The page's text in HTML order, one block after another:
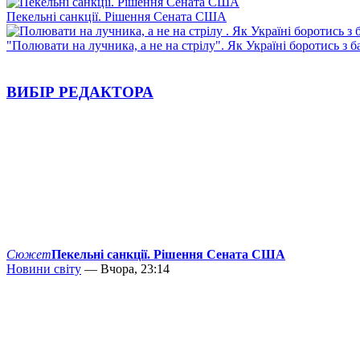
Пекельні санкції. Рішення Сената США
"Полювати на лучника, а не на стрілу". Як Україні боротись з
ВИБІР РЕДАКТОРА
СюжетПекельні санкції. Рішення Сената США
Новини світу — Вчора, 23:14